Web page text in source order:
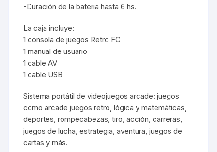
-Duración de la bateria hasta 6 hs.
La caja incluye:
1 consola de juegos Retro FC
1 manual de usuario
1 cable AV
1 cable USB
Sistema portátil de videojuegos arcade: juegos
como arcade juegos retro, lógica y matemáticas,
deportes, rompecabezas, tiro, acción, carreras,
juegos de lucha, estrategia, aventura, juegos de
cartas y más.